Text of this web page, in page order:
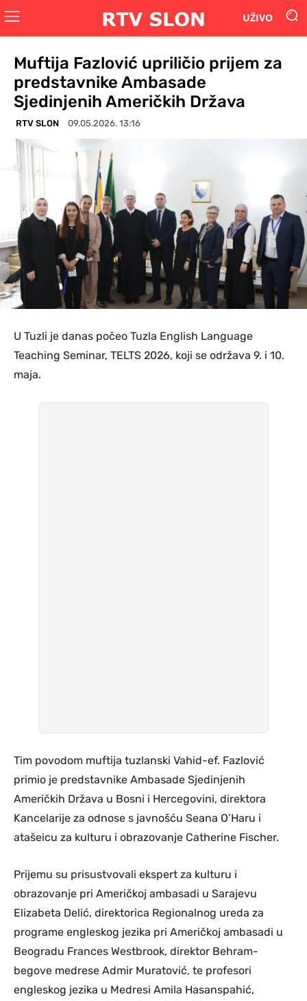
UŽIVO
Muftija Fazlović upriličio prijem za
predstavnike Ambasade
Sjedinjenih Američkih Država
RTV SLON 09.05.2026. 13:16
U Tuzli je danas počeo Tuzla English Language
Teaching Seminar, TELTS 2026, koji se održava 9. i 10.
maja.
Tim povodom muftija tuzlanski Vahid-ef. Fazlović
primio je predstavnike Ambasade Sjedinjenih
Američkih Država u Bosni i Hercegovini, direktora
Kancelarije za odnose s javnošću Seana O’Haru i
atašeicu za kulturu i obrazovanje Catherine Fischer.
Prijemu su prisustvovali ekspert za kulturu i
obrazovanje pri Američkoj ambasadi u Sarajevu
Elizabeta Delić, direktorica Regionalnog ureda za
programe engleskog jezika pri Američkoj ambasadi u
Beogradu Frances Westbrook, direktor Behram-
begove medrese Admir Muratović, te profesori
engleskog jezika u Medresi Amila Hasanspahić,